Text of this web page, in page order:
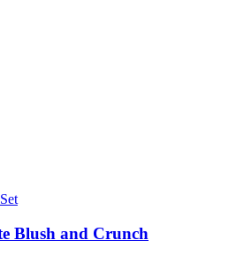
Blush and Crunch